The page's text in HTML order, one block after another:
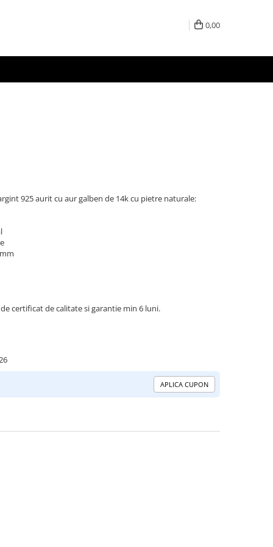
0,00
925 aurit cu aur galben de 14k cu pietre naturale:
certificat de calitate si garantie min 6 luni.
APLICA CUPON